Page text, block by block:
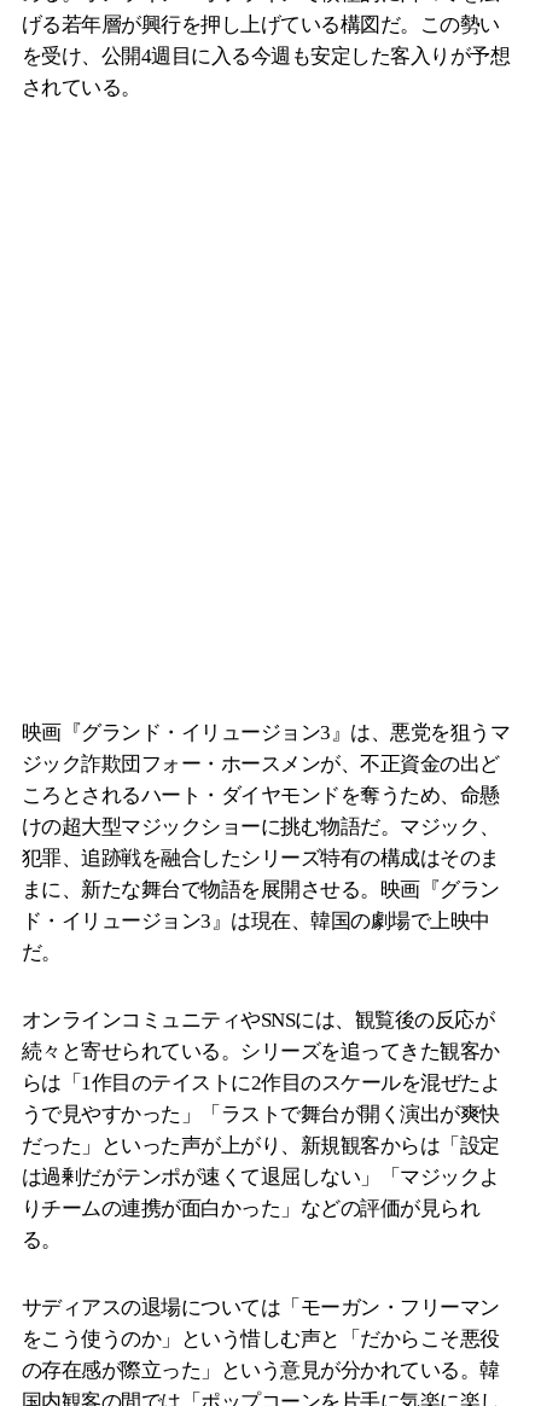
げる若年層が興行を押し上げている構図だ。この勢い
を受け、公開4週目に入る今週も安定した客入りが予想
されている。
映画『グランド・イリュージョン3』は、悪党を狙うマ
ジック詐欺団フォー・ホースメンが、不正資金の出ど
ころとされるハート・ダイヤモンドを奪うため、命懸
けの超大型マジックショーに挑む物語だ。マジック、
犯罪、追跡戦を融合したシリーズ特有の構成はそのま
まに、新たな舞台で物語を展開させる。映画『グラン
ド・イリュージョン3』は現在、韓国の劇場で上映中
だ。
オンラインコミュニティやSNSには、観覧後の反応が
続々と寄せられている。シリーズを追ってきた観客か
らは「1作目のテイストに2作目のスケールを混ぜたよ
うで見やすかった」「ラストで舞台が開く演出が爽快
だった」といった声が上がり、新規観客からは「設定
は過剰だがテンポが速くて退屈しない」「マジックよ
りチームの連携が面白かった」などの評価が見られ
る。
サディアスの退場については「モーガン・フリーマン
をこう使うのか」という惜しむ声と「だからこそ悪役
の存在感が際立った」という意見が分かれている。韓